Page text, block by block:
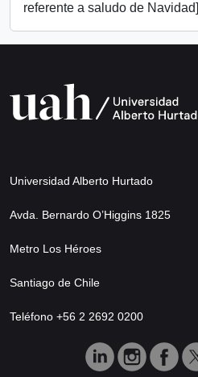
referente a saludo de Navidad]
Universidad Alberto Hurtado
Avda. Bernardo O’Higgins 1825
Metro Los Héroes
Santiago de Chile
Teléfono +56 2 2692 0200